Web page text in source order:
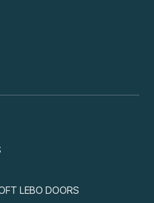
LEBO DOORS